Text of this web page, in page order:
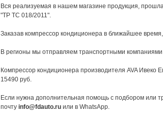
Вся реализуемая в нашем магазине продукция,
"ТР ТС 018/2011".
Заказав компрессор кондиционера в ближайшее
В регионы мы отправляем транспортными
Компрессор кондиционера производителя AVA Ивеко
15490 руб.
Если нужна дополнительная помощь с подбором или
почту info@fdauto.ru или в WhatsApp.